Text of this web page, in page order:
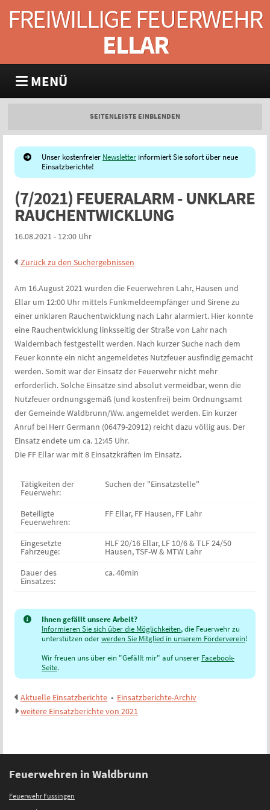
FREIWILLIGE FEUERWEHR
ELLAR
MENÜ
SEITENLEISTE EINBLENDEN
Unser kostenfreier Newsletterinformiert Sie sofort über neue
Einsatzberichte!
(7/2021) FEUERALARM - UNKLARE
RAUCHENTWICKLUNG
16.08.2021 - 12:00 Uhr
Zurück zu den Suchergebnissen
Am 16.August 2021 wurden die Feuerwehren Lahr, Hausen und
Ellar um 12:00 Uhr mittels Funkmeldeempfänger und Sirene zu
einer unklaren Rauchentwicklung nach Lahr alarmiert. Hier konnte
eine Rauchentwicklung linksseitig der Straße von Lahr nach
Waldernbach festgestellt werden. Nach kurzer Suche nach dem
Feuer konnte ein nicht angemeldetes Nutzfeuer ausfindig gemacht
werden. Somit war der Einsatz der Feuerwehr nicht mehr
erforderlich. Solche Einsätze sind absolut vermeidbar, wenn die
Nutzfeuer ordnungsgemäß (und kostenfrei) beim Ordnungsamt
der Gemeinde Waldbrunn/Ww. angemeldet werden. Ein kurzer
Anruf bei Herr Germann (06479-20912) reicht dazu völlig aus. Der
Einsatz endete um ca. 12:45 Uhr.
Die FF Ellar war mit 8 Einsatzkräften im Einsatz.
Tätigkeiten der
Feuerwehr:
Suchen der "Einsatzstelle"
Beteiligte
Feuerwehren:
FF Ellar, FF Hausen, FF Lahr
Eingesetzte
Fahrzeuge:
HLF 20/16 Ellar, LF 10/6 & TLF 24/50
Hausen, TSF-W & MTW Lahr
Dauer des
Einsatzes:
ca. 40min
Ihnen gefällt unsere Arbeit?
Informieren Sie sich über die Möglichkeiten, die Feuerwehr zu
unterstützen oderwerden Sie Mitglied in unserem Förderverein!
Wir freuen uns über ein "Gefällt mir" auf unserer Facebook-
Seite.
Aktuelle Einsatzberichte• Einsatzberichte-Archiv
weitere Einsatzberichte von 2021
Feuerwehren in Waldbrunn
Feuerwehr Fussingen